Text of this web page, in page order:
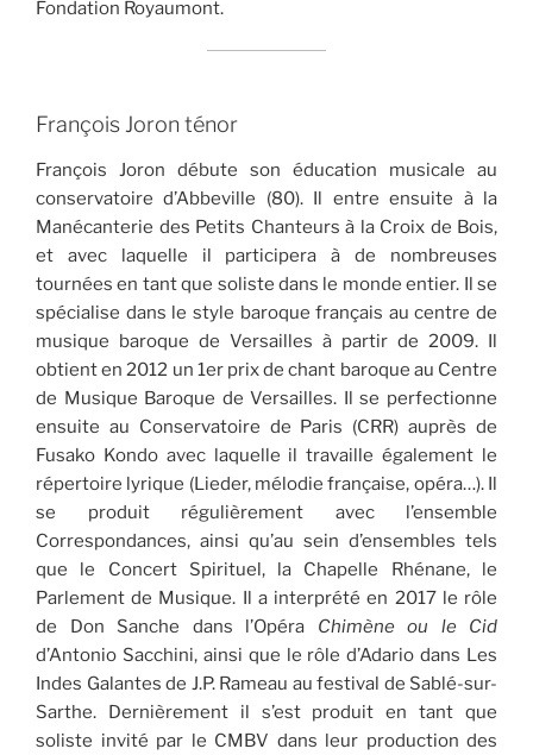
Fondation Royaumont.
François Joron ténor
François Joron débute son éducation musicale au
conservatoire d’Abbeville (80). Il entre ensuite à la
Manécanterie des Petits Chanteurs à la Croix de Bois,
et avec laquelle il participera à de nombreuses
tournées en tant que soliste dans le monde entier. Il se
spécialise dans le style baroque français au centre de
musique baroque de Versailles à partir de 2009. Il
obtient en 2012 un 1er prix de chant baroque au Centre
de Musique Baroque de Versailles. Il se perfectionne
ensuite au Conservatoire de Paris (CRR) auprès de
Fusako Kondo avec laquelle il travaille également le
répertoire lyrique (Lieder, mélodie française, opéra…). Il
se produit régulièrement avec l’ensemble
Correspondances, ainsi qu’au sein d’ensembles tels
que le Concert Spirituel, la Chapelle Rhénane, le
Parlement de Musique. Il a interprété en 2017 le rôle
de Don Sanche dans l’Opéra Chimène ou le Cid
d’Antonio Sacchini, ainsi que le rôle d’Adario dans Les
Indes Galantes de J.P. Rameau au festival de Sablé-sur-
Sarthe. Dernièrement il s’est produit en tant que
soliste invité par le CMBV dans leur production des